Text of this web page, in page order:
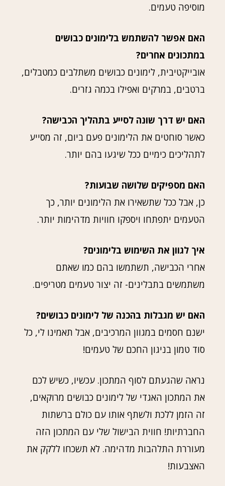
מוסיפה טעמים.
האם אפשר להשתמש בלימונים כבושים
במתכונים אחרים?
אובייקטיבית, לימונים כבושים משתלבים כמטבלים,
ברטבים, במרקים ואפילו בכמה גזרים.
האם יש דרך שונה לסייע בתהליך הכבישה?
כאשר סוחטים את הלימונים פעם ביום, זה מסייע
לתהליכים כימיים ככל שיגעו בהם יותר.
האם מספיקים שלושה שבועות?
כן, אבל ככל שתשאירו את הלימונים יותר, כך
הטעמים יתפתחו ויספקו חוויות מדהימות יותר.
איך לגוון את השימוש בלימונים?
אחרי הכבישה, תשתמשו בהם כמו שאתם
משתמשים בתבלינים- זה יצור טעמים מטריפים.
האם יש מגבלות בהכנה של לימונים כבושים?
ישנם חסמים במגוון המרכיבים, אבל תאמינו לי, כל
סוד טמון בניגון החכם של טעמים!
נראה שהגעתם לסוף המתכון. עכשיו, כשיש לכם
את המתכון האגדי של לימונים כבושים מרוקאים,
זה הזמן ללכת ולשתף אותו עם כולם ברשתות
החברתיות! חווית הבישול שלי עם המתכון הזה
מעוררת התלהבות מדהימה. לא תשכחו ללקק את
האצבעות!